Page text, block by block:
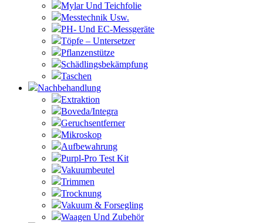
Mylar Und Teichfolie
Messtechnik Usw.
PH- Und EC-Messgeräte
Töpfe – Untersetzer
Pflanzenstütze
Schädlingsbekämpfung
Taschen
Nachbehandlung
Extraktion
Boveda/Integra
Geruchsentferner
Mikroskop
Aufbewahrung
Purpl-Pro Test Kit
Vakuumbeutel
Trimmen
Trocknung
Vakuum & Forsegling
Waagen Und Zubehör